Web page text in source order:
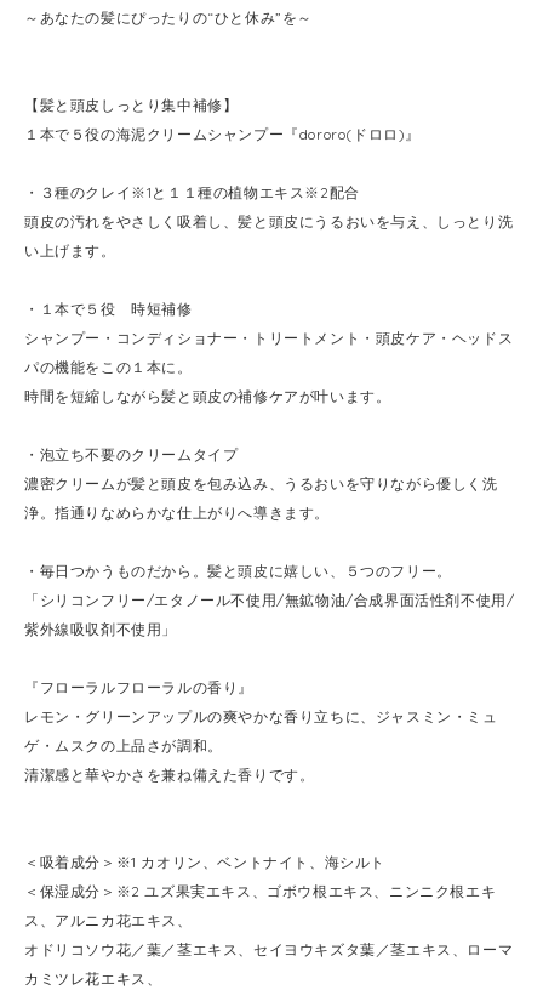
～あなたの髪にぴったりの“ひと休み”を～
【髪と頭皮しっとり集中補修】
１本で５役の海泥クリームシャンプー『dororo(ドロロ)』
・３種のクレイ※1と１１種の植物エキス※2配合
頭皮の汚れをやさしく吸着し、髪と頭皮にうるおいを与え、しっとり洗
い上げます。
・１本で５役 時短補修
シャンプー・コンディショナー・トリートメント・頭皮ケア・ヘッドス
パの機能をこの１本に。
時間を短縮しながら髪と頭皮の補修ケアが叶います。
・泡立ち不要のクリームタイプ
濃密クリームが髪と頭皮を包み込み、うるおいを守りながら優しく洗
浄。指通りなめらかな仕上がりへ導きます。
・毎日つかうものだから。髪と頭皮に嬉しい、５つのフリー。
「シリコンフリー/エタノール不使用/無鉱物油/合成界面活性剤不使用/
紫外線吸収剤不使用」
『フローラルフローラルの香り』
レモン・グリーンアップルの爽やかな香り立ちに、ジャスミン・ミュ
ゲ・ムスクの上品さが調和。
清潔感と華やかさを兼ね備えた香りです。
＜吸着成分＞※1 カオリン、ベントナイト、海シルト
＜保湿成分＞※2 ユズ果実エキス、ゴボウ根エキス、ニンニク根エキ
ス、アルニカ花エキス、
オドリコソウ花／葉／茎エキス、セイヨウキズタ葉／茎エキス、ローマ
カミツレ花エキス、